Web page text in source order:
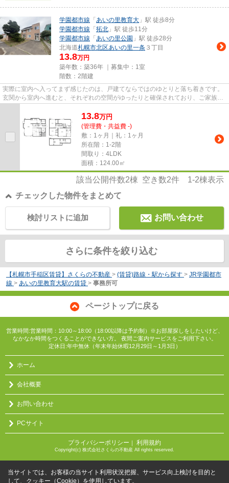
学園都市線 「 あいの里教育大 」駅 徒歩8分
学園都市線 「 拓北 」駅 徒歩11分
学園都市線 「 あいの里公園 」駅 徒歩28分
北海道札幌市北区あいの里一条 ３丁目
13.8万円
築年数：築36年 ｜募集中： 1室
階数：2階建
実際に室内へ入ってまず感じたのは、戸建てならではのゆとりと落ち着きです。
玄関から室内へ進むと、それぞれの空間がゆったりと確保されており、ご家族が
13.8万円
(管理費・共益費 -)
敷：1ヶ月｜礼：1ヶ月
所在階：1-2階
間取り：4LDK
面積：124.00㎡
該当公開件数2棟 空き数2件 1-2棟表示
チェックした物件をまとめて
お問い合わせ
検討リストに追加
さらに条件を絞り込む
【札幌市手稲区賃貸】さくらの不動産 > (賃貸)路線・駅から探す > JR学園都市
線 > あいの里教育大駅の賃貸 > 事務所可
ページトップに戻る
営業時間:営業時間：10:00～18:00（18:00以降は予約制）※お部屋探しをしたいけど、
なかなか時間をつくることができない方。 夜間ご案内サービスをご利用下さい。
定休日:年中無休（年末年始休暇12月29日～1月3日）
ホーム
会社概要
お問い合わせ
PCサイト
プライバシーポリシー ｜ 利用規約
Copyright(c) 株式会社さくらの不動産 All rights reserved.
当サイトでは、お客様の当サイト利用状況把握、サービス向上検討を目的と
して、クッキー（Cookie）を使用しています。